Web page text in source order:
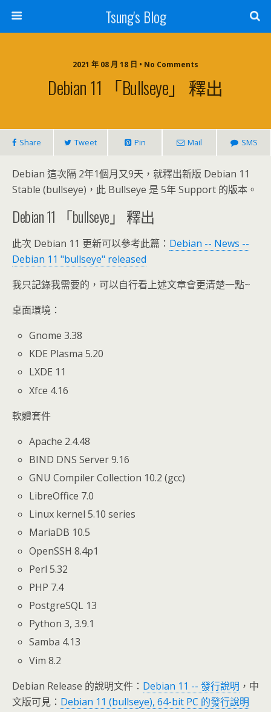
Tsung's Blog
2021 年 08 月 18 日 • No Comments
Debian 11 「bullseye」 釋出
Share Tweet Pin Mail SMS
Debian 這次隔 2年1個月又9天，就釋出新版 Debian 11
Stable (bullseye)，此 Bullseye 是 5年 Support 的版本。
Debian 11 「bullseye」 釋出
此次 Debian 11 更新可以參考此篇： Debian -- News --
Debian 11 "bullseye" released
我只記錄我需要的，可以自行看上述文章會更清楚一點~
桌面環境：
Gnome 3.38
KDE Plasma 5.20
LXDE 11
Xfce 4.16
軟體套件
Apache 2.4.48
BIND DNS Server 9.16
GNU Compiler Collection 10.2 (gcc)
LibreOffice 7.0
Linux kernel 5.10 series
MariaDB 10.5
OpenSSH 8.4p1
Perl 5.32
PHP 7.4
PostgreSQL 13
Python 3, 3.9.1
Samba 4.13
Vim 8.2
Debian Release 的說明文件： Debian 11 -- 發行說明 ，中
文版可見： Debian 11 (bullseye), 64-bit PC 的發行說明